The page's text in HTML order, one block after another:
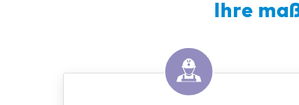
Ihre